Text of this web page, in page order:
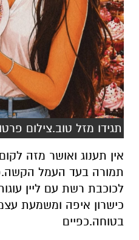
תגידו מזל טוב.צילום פרטו
אין תענוג ואושר מזה
תמורה בעד העמל
לכוכבת רשת עם ליין
בטוחה.כפיים